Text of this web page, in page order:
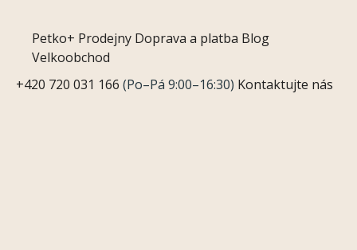
Petko+ Prodejny Doprava a platba Blog
Velkoobchod
+420 720 031 166 (Po–Pá 9:00–16:30) Kontaktujte nás